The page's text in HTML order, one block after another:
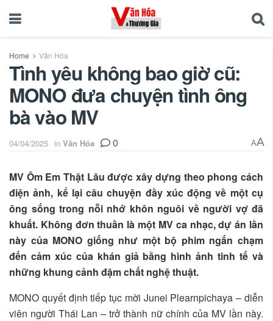
Home Văn Hóa
Tình yêu không bao giờ cũ:
MONO đưa chuyện tình ông
bà vào MV
04/04/2025 in Văn Hóa 0 AA
MV Ôm Em Thật Lâu được xây dựng theo phong cách
điện ảnh, kể lại câu chuyện đầy xúc động về một cụ
ông sống trong nỗi nhớ khôn nguôi về người vợ đã
khuất. Không đơn thuần là một MV ca nhạc, dự án lần
này của MONO giống như một bộ phim ngắn chạm
đến cảm xúc của khán giả bằng hình ảnh tinh tế và
những khung cảnh đậm chất nghệ thuật.
MONO quyết định tiếp tục mời Junei Plearnpichaya – diễn
viên người Thái Lan – trở thành nữ chính của MV lần này.